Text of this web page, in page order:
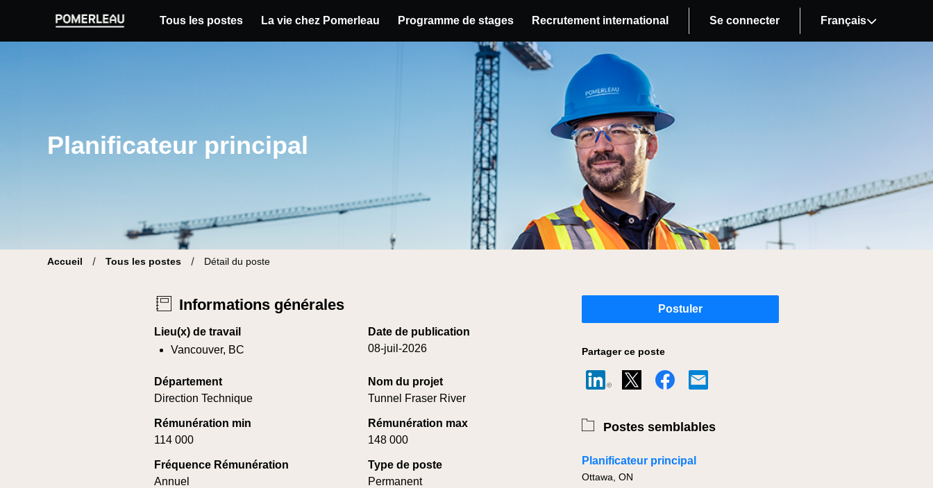
Pomerleau Site carrière | Trouve ton nouveau poste
Tous les postes La vie chez Pomerleau Programme de stages Recrutement international Se connecter Français
Planificateur principal
Accueil Tous les postes Détail du poste
Informations générales
Lieu(x) de travail
Vancouver, BC
Date de publication
08-juil-2026
Département
Direction Technique
Nom du projet
Tunnel Fraser River
Rémunération min
114 000
Rémunération max
148 000
Fréquence Rémunération
Annuel
Type de poste
Permanent
Postuler
Partager ce poste
Postes semblables
Planificateur principal
Ottawa, ON